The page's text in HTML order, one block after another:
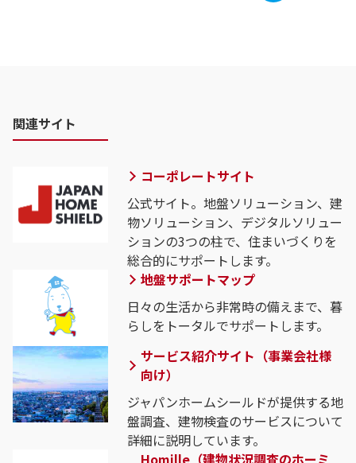
関連サイト
コーポレートサイト
公式サイト。地盤ソリューション、建
物ソリューション、デジタルソリュー
ションの3つの柱で、住まいづくりを
総合的にサポートします。
地盤サポートマップ
日々の生活から非常時の備えまで、暮
らしをトータルでサポートします。
サービス紹介サイト（事業会社様
向け）
ジャパンホームシールドが提供する地
盤調査、建物検査のサービスについて
詳細に説明しています。
Homille（建物状況調査のホーミ